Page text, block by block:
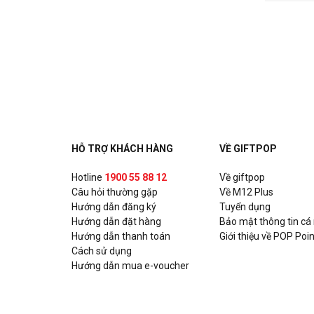
HỖ TRỢ KHÁCH HÀNG
Hotline 1900 55 88 12
Câu hỏi thường gặp
Hướng dẫn đăng ký
Hướng dẫn đặt hàng
Hướng dẫn thanh toán
Cách sử dụng
Hướng dẫn mua e-voucher
VỀ GIFTPOP
Về giftpop
Về M12 Plus
Tuyển dụng
Bảo mật thông tin cá
Giới thiệu về POP